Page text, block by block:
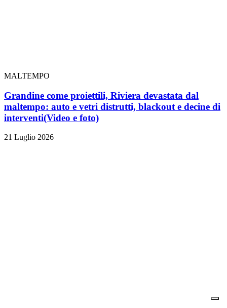
MALTEMPO
Grandine come proiettili, Riviera devastata dal
maltempo: auto e vetri distrutti, blackout e decine di
interventi(Video e foto)
21 Luglio 2026